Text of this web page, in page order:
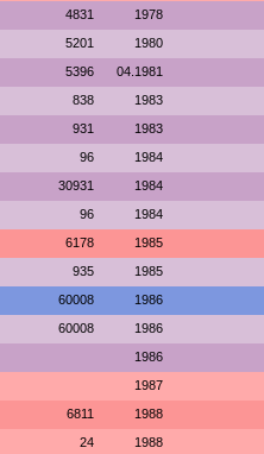
4831 1978
5201 1980
5396 04.1981
838 1983
931 1983
96 1984
30931 1984
96 1984
6178 1985
935 1985
60008 1986
60008 1986
1986
1987
6811 1988
24 1988